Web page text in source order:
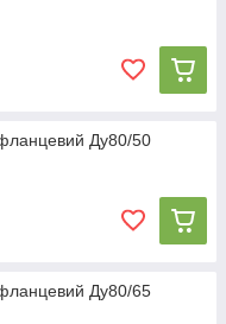
Ду80/50
Ду80/65